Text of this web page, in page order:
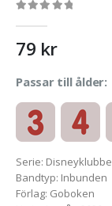
79 kr
Passar till ålder:
Serie:
Bandtyp: Inbunden
Förlag: Goboken